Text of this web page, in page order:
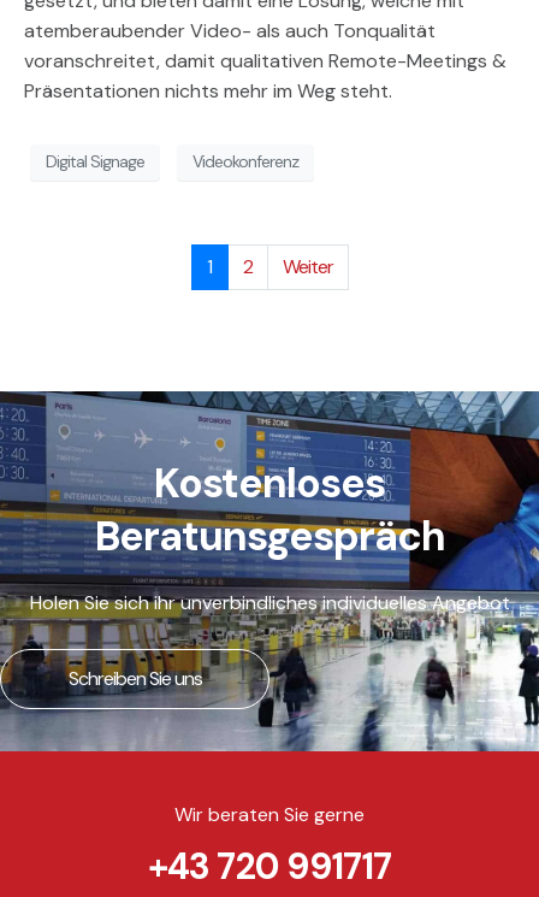
atemberaubender Video- als auch Tonqualität
voranschreitet, damit qualitativen Remote-Meetings &
Präsentationen nichts mehr im Weg steht.
Digital Signage Videokonferenz
1 2 Weiter
Kostenloses
Beratunsgespräch
Holen Sie sich ihr unverbindliches individuelles Angebot
Schreiben Sie uns
Wir beraten Sie gerne
+43 720 991717